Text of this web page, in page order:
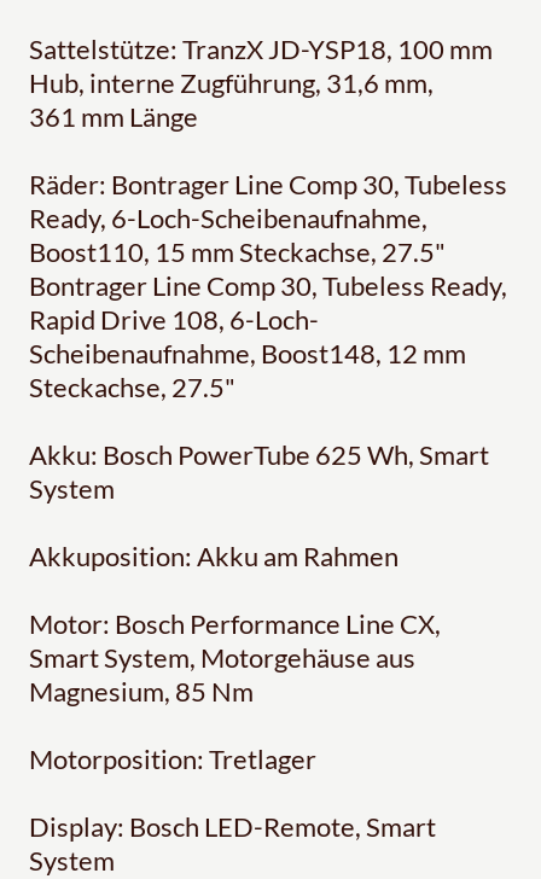
Sattelstütze: TranzX JD-YSP18, 100 mm
Hub, interne Zugführung, 31,6 mm,
361 mm Länge
Räder: Bontrager Line Comp 30, Tubeless
Ready, 6-Loch-Scheibenaufnahme,
Boost110, 15 mm Steckachse, 27.5"
Bontrager Line Comp 30, Tubeless Ready,
Rapid Drive 108, 6-Loch-
Scheibenaufnahme, Boost148, 12 mm
Steckachse, 27.5"
Akku: Bosch PowerTube 625 Wh, Smart
System
Akkuposition: Akku am Rahmen
Motor: Bosch Performance Line CX,
Smart System, Motorgehäuse aus
Magnesium, 85 Nm
Motorposition: Tretlager
Display: Bosch LED-Remote, Smart
System